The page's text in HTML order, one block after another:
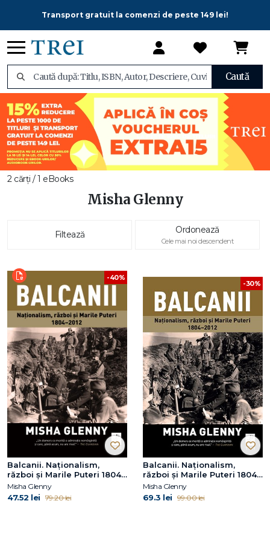
Transport gratuit la comenzi de peste 149 lei!
Caută
2 cărți / 1 eBooks
Misha Glenny
Filtează Ordonează
Cele mai noi descendent
-40%
Balcanii. Naționalism,
război și Marile Puteri 1804–
2012
Misha Glenny
47.52 lei 79.20 lei
-30%
Balcanii. Naționalism,
război și Marile Puteri 1804–
2012
Misha Glenny
69.3 lei 99.00 lei